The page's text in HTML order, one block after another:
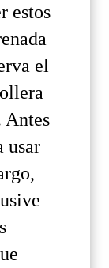
estos
el
Antes
usar